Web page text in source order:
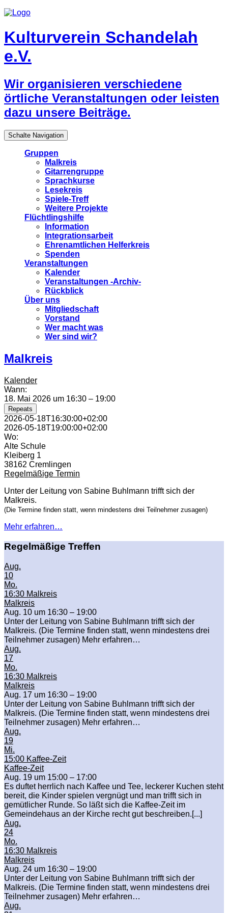
Kulturverein Schandelah
e.V.
Wir organisieren verschiedene
örtliche Veranstaltungen oder leisten
dazu unsere Beiträge.
Schalte Navigation
Gruppen
Malkreis
Gitarrengruppe
Sprachkurse
Lesekreis
Spiele-Treff
Weitere Projekte
Flüchtlingshilfe
Information
Integrationsarbeit
Ehrenamtlichen Helferkreis
Spenden
Veranstaltungen
Kalender
Veranstaltungen -Archiv-
Rückblick
Über uns
Mitgliedschaft
Vorstand
Wer macht was
Wer sind wir?
Malkreis
Kalender
Wann:
18. Mai 2026 um 16:30 – 19:00
Repeats
2026-05-18T16:30:00+02:00
2026-05-18T19:00:00+02:00
Wo:
Alte Schule
Kleiberg 1
38162 Cremlingen
Regelmäßige Termin
Unter der Leitung von Sabine Buhlmann trifft sich der
Malkreis.
(Die Termine finden statt, wenn mindestens drei Teilnehmer zusagen)
Mehr erfahren…
Regelmäßige Treffen
Aug.
10
Mo.
16:30 Malkreis
Malkreis
Aug. 10 um 16:30 – 19:00
Unter der Leitung von Sabine Buhlmann trifft sich der
Malkreis. (Die Termine finden statt, wenn mindestens drei
Teilnehmer zusagen) Mehr erfahren…
Aug.
17
Mo.
16:30 Malkreis
Malkreis
Aug. 17 um 16:30 – 19:00
Unter der Leitung von Sabine Buhlmann trifft sich der
Malkreis. (Die Termine finden statt, wenn mindestens drei
Teilnehmer zusagen) Mehr erfahren…
Aug.
19
Mi.
15:00 Kaffee-Zeit
Kaffee-Zeit
Aug. 19 um 15:00 – 17:00
Es duftet herrlich nach Kaffee und Tee, leckerer Kuchen steht
bereit, die Kinder spielen vergnügt und man trifft sich in
gemütlicher Runde. So läßt sich die Kaffee-Zeit im
Gemeindehaus an der Kirche recht gut beschreiben.[...]
Aug.
24
Mo.
16:30 Malkreis
Malkreis
Aug. 24 um 16:30 – 19:00
Unter der Leitung von Sabine Buhlmann trifft sich der
Malkreis. (Die Termine finden statt, wenn mindestens drei
Teilnehmer zusagen) Mehr erfahren…
Aug.